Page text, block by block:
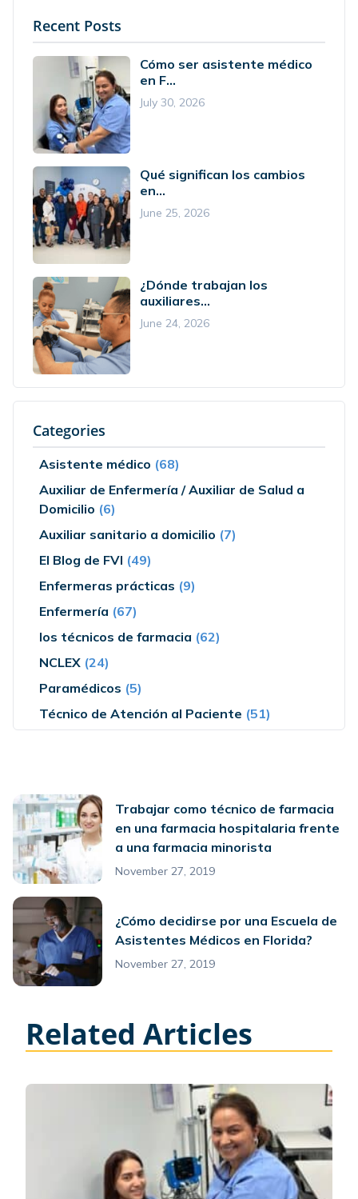
Recent Posts
Cómo ser asistente médico
en F...
July 30, 2026
Qué significan los cambios
en...
June 25, 2026
¿Dónde trabajan los
auxiliares...
June 24, 2026
Categories
Asistente médico (68)
Auxiliar de Enfermería / Auxiliar de Salud a
Domicilio (6)
Auxiliar sanitario a domicilio (7)
El Blog de FVI (49)
Enfermeras prácticas (9)
Enfermería (67)
los técnicos de farmacia (62)
NCLEX (24)
Paramédicos (5)
Técnico de Atención al Paciente (51)
Trabajar como técnico de farmacia
en una farmacia hospitalaria frente
a una farmacia minorista
November 27, 2019
¿Cómo decidirse por una Escuela de
Asistentes Médicos en Florida?
November 27, 2019
Related Articles